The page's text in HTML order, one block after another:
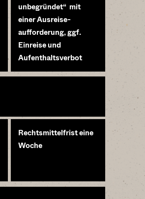
unbegründet“ mit
einer Ausreise-
aufforderung, ggf.
Einreise und
Aufenthaltsverbot
Rechtsmittelfrist eine
Woche